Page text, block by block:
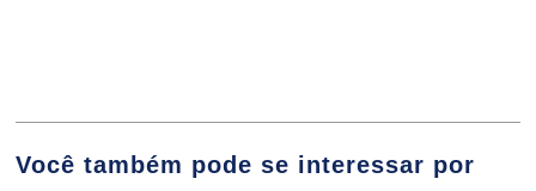
Logística
Você também pode se interessar por